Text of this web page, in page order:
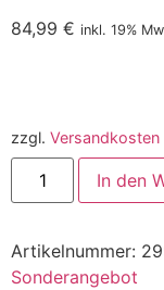
84,99 € inkl. 19%
zzgl. Versandkosten
In den
Artikelnummer:
Sonderangebot